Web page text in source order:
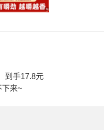
到手17.8元
下来~